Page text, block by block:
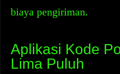
biaya pengiriman.
Aplikasi Kode
Lima Puluh